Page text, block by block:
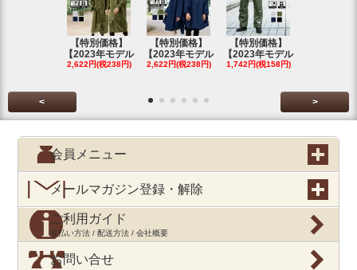
【特別価格】
【2023年モデル
2,622円(税238円)
【特別価格】
【2023年モデル
2,622円(税238円)
【特別価格】
【2023年モデル
1,742円(税158円)
< >
会員メニュー
メールマガジン登録・解除
ご利用ガイド
支払い方法 / 配送方法 / 会社概要
お問い合せ